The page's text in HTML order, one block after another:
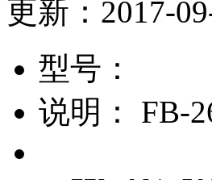
更新：2017-
型号：
说明：
FB-